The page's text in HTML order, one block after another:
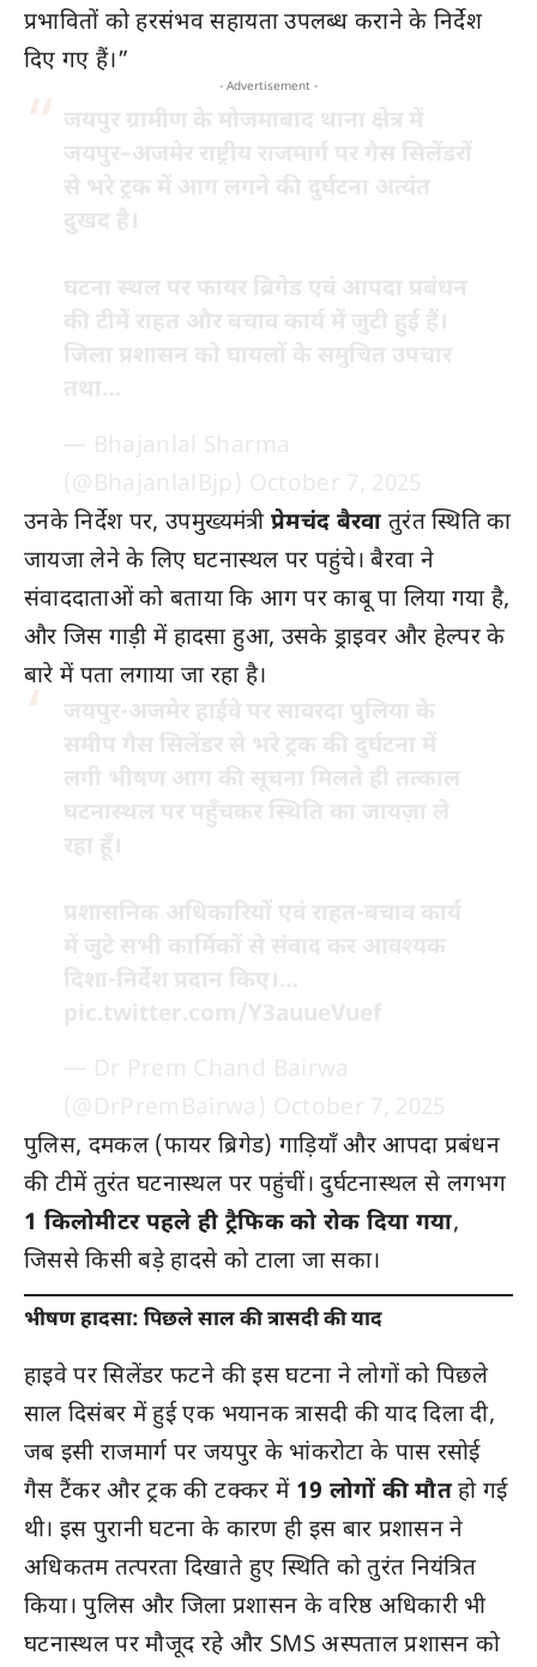
प्रभावितों को हरसंभव सहायता उपलब्ध कराने के निर्देश
दिए गए हैं।”
- Advertisement -
उनके निर्देश पर, उपमुख्यमंत्री प्रेमचंद बैरवा तुरंत स्थिति का
जायजा लेने के लिए घटनास्थल पर पहुंचे। बैरवा ने
संवाददाताओं को बताया कि आग पर काबू पा लिया गया है,
और जिस गाड़ी में हादसा हुआ, उसके ड्राइवर और हेल्पर के
बारे में पता लगाया जा रहा है।
पुलिस, दमकल (फायर ब्रिगेड) गाड़ियाँ और आपदा प्रबंधन
की टीमें तुरंत घटनास्थल पर पहुंचीं। दुर्घटनास्थल से लगभग
1 किलोमीटर पहले ही ट्रैफिक को रोक दिया गया,
जिससे किसी बड़े हादसे को टाला जा सका।
भीषण हादसा: पिछले साल की त्रासदी की याद
हाइवे पर सिलेंडर फटने की इस घटना ने लोगों को पिछले
साल दिसंबर में हुई एक भयानक त्रासदी की याद दिला दी,
जब इसी राजमार्ग पर जयपुर के भांकरोटा के पास रसोई
गैस टैंकर और ट्रक की टक्कर में 19 लोगों की मौत हो गई
थी। इस पुरानी घटना के कारण ही इस बार प्रशासन ने
अधिकतम तत्परता दिखाते हुए स्थिति को तुरंत नियंत्रित
किया। पुलिस और जिला प्रशासन के वरिष्ठ अधिकारी भी
घटनास्थल पर मौजूद रहे और SMS अस्पताल प्रशासन को